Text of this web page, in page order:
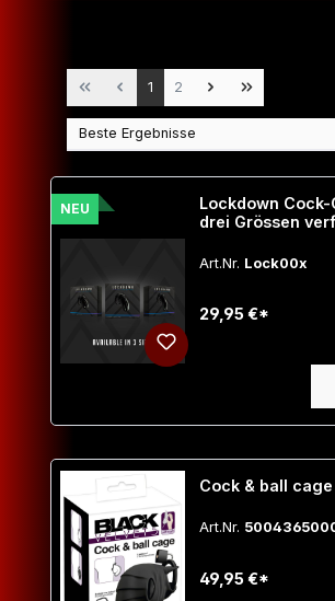
Seite
1 Seite
2
NEU
Lockdown Cock-
drei Grössen
Art.Nr. Lock00x
29,95 €*
Cock & ball cage
Art.Nr.
49,95 €*